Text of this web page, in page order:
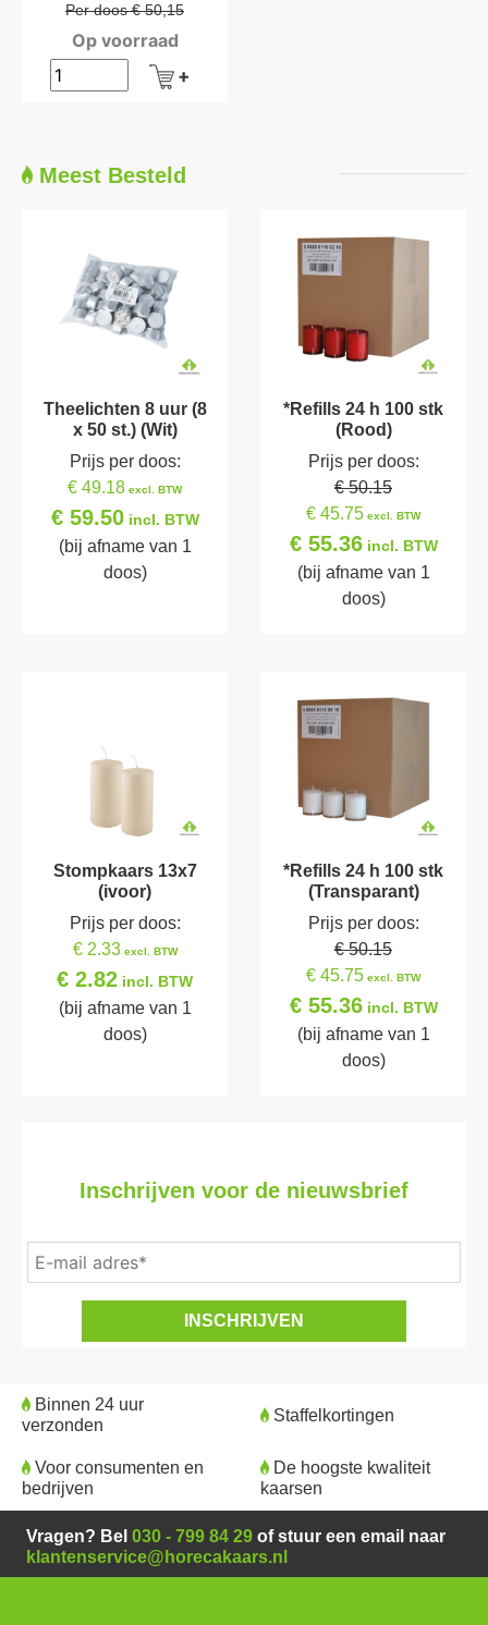
Per doos € 50,15
Op voorraad
Meest Besteld
Theelichten 8 uur (8
x 50 st.) (Wit)
Prijs per doos:
€ 49.18 excl. BTW
€ 59.50incl. BTW
(bij afname van 1
doos)
*Refills 24 h 100 stk
(Rood)
Prijs per doos:
€ 50.15
€ 45.75 excl. BTW
€ 55.36incl. BTW
(bij afname van 1
doos)
Stompkaars 13x7
(ivoor)
Prijs per doos:
€ 2.33excl. BTW
€ 2.82 incl. BTW
(bij afname van 1
doos)
*Refills 24 h 100 stk
(Transparant)
Prijs per doos:
€ 50.15
€ 45.75 excl. BTW
€ 55.36incl. BTW
(bij afname van 1
doos)
Inschrijven voor de nieuwsbrief
Binnen 24 uur
verzonden
Staffelkortingen
Voor consumenten en
bedrijven
De hoogste kwaliteit
kaarsen
Vragen? Bel 030 - 799 84 29 of stuur een email naar
klantenservice@horecakaars.nl